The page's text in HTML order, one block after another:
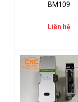
BM109
Liên hệ